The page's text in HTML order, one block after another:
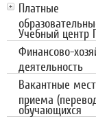
Платные
Учебный центр
Финансово-
деятельность
Вакантные
приема
обучающихся